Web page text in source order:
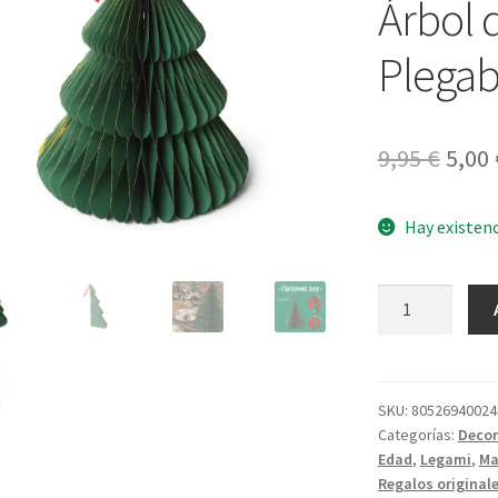
Árbol
9,95€ El
era:
5,00
Hay
de
Papel
cantidad
SKU:
Categorías:
Edad, Legami,
Regalos